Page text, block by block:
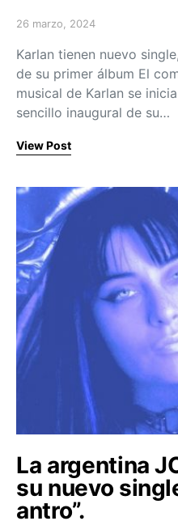
Posted on
26 marzo, 2024
Karlan tienen nuevo
de su primer álbum El
musical de Karlan se
sencillo inaugural de su…
View Post
La argentina
su nuevo
antro”.